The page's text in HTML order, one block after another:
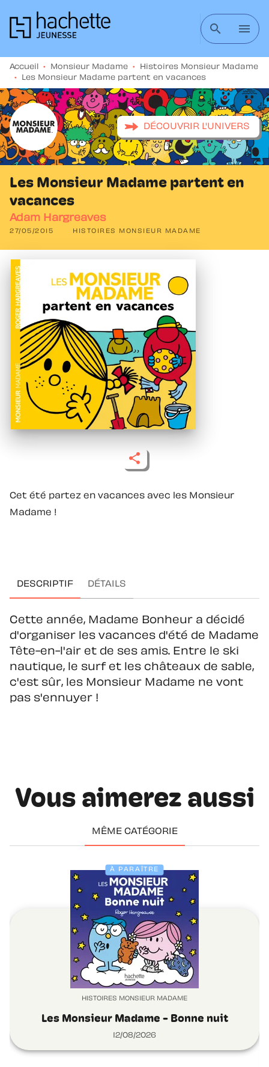
MENU RECHERCHE CONTENU
search menu
Accueil • Monsieur Madame •
Histoires Monsieur Madame
•
Les Monsieur Madame partent en vacances
DÉCOUVRIR L'UNIVERS
Les Monsieur Madame partent en
vacances
Adam Hargreaves
27/05/2015 HISTOIRES MONSIEUR MADAME
Cet été partez en vacances avec les Monsieur
Madame !
DESCRIPTIF DÉTAILS
Cette année, Madame Bonheur a décidé
d'organiser les vacances d'été de Madame
Tête-en-l'air et de ses amis. Entre le ski
nautique, le surf et les châteaux de sable,
c'est sûr, les Monsieur Madame ne vont
pas s'ennuyer !
Vous aimerez aussi
MÊME CATÉGORIE
À PARAÎTRE
HISTOIRES MONSIEUR MADAME
Les Monsieur Madame - Bonne nuit
12/08/2026